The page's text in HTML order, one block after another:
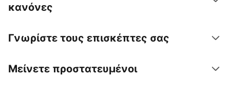
κανόνες
Γνωρίστε τους επισκέπτες σας
Μείνετε προστατευμένοι